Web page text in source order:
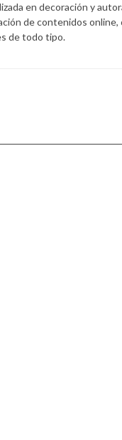
en decoración y
de contenidos
de todo tipo.